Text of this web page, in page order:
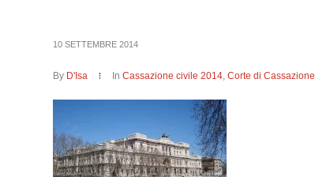
10 SETTEMBRE 2014
By D'Isa InCassazione civile 2014,Corte di Cassazione